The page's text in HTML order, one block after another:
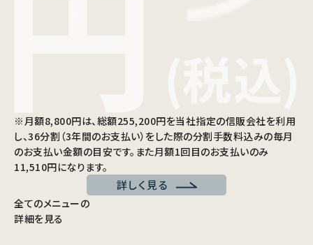
※月額8,800円は、総額255,200円を当社指定の信販会社を利用
し、36分割（3年間のお支払い）をした際の分割手数料込みの毎月
のお支払い金額の目安です。また月額1回目のお支払いのみ
11,510円になります。
詳しく見る
全てのメニューの
詳細を見る